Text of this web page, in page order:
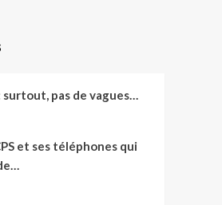
surtout, pas de vagues…
et ses téléphones qui